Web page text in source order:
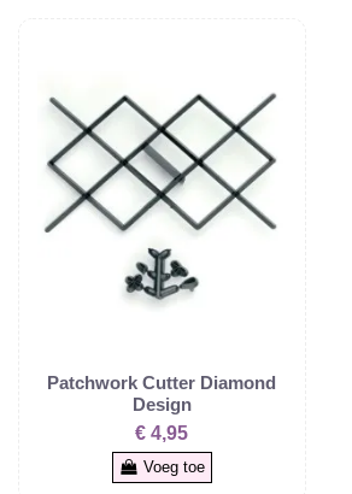
Patchwork Cutter Diamond
Design
€ 4,95
Voeg toe